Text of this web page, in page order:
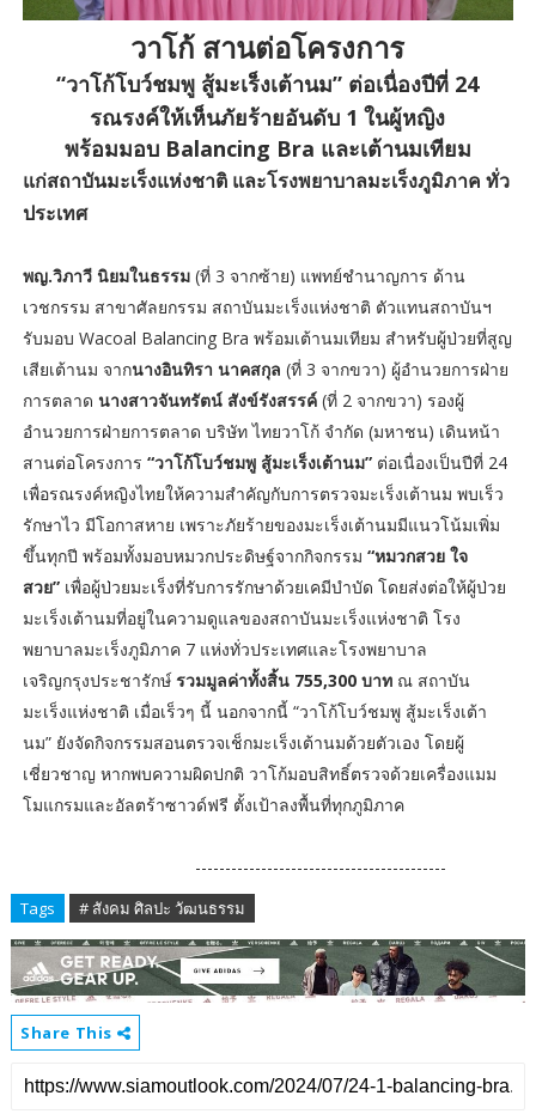
วาโก้ สานต่อโครงการ
“วาโก้โบว์ชมพู สู้มะเร็งเต้านม” ต่อเนื่องปีที่ 24
รณรงค์ให้เห็นภัยร้ายอันดับ 1 ในผู้หญิง
พร้อมมอบ Balancing Bra และเต้านมเทียม
แก่สถาบันมะเร็งแห่งชาติ และโรงพยาบาลมะเร็งภูมิภาค ทั่ว
ประเทศ
พญ.วิภาวี นิยมในธรรม(ที่ 3 จากซ้าย) แพทย์ชำนาญการ ด้าน
เวชกรรม สาขาศัลยกรรม สถาบันมะเร็งแห่งชาติ ตัวแทนสถาบันฯ
รับมอบ Wacoal Balancing Bra พร้อมเต้านมเทียม สำหรับผู้ป่วยที่สูญ
เสียเต้านม จากนางอินทิรา นาคสกุล (ที่ 3 จากขวา) ผู้อำนวยการฝ่าย
การตลาด นางสาวจันทรัตน์ สังข์รังสรรค์(ที่ 2 จากขวา) รองผู้
อำนวยการฝ่ายการตลาด บริษัท ไทยวาโก้ จำกัด (มหาชน) เดินหน้า
สานต่อโครงการ “วาโก้โบว์ชมพู สู้มะเร็งเต้านม” ต่อเนื่องเป็นปีที่ 24
เพื่อรณรงค์หญิงไทยให้ความสำคัญกับการตรวจมะเร็งเต้านม พบเร็ว
รักษาไว มีโอกาสหาย เพราะภัยร้ายของมะเร็งเต้านมมีแนวโน้มเพิ่ม
ขึ้นทุกปี พร้อมทั้งมอบหมวกประดิษฐ์จากกิจกรรม “หมวกสวย ใจ
สวย” เพื่อผู้ป่วยมะเร็งที่รับการรักษาด้วยเคมีบำบัด โดยส่งต่อให้ผู้ป่วย
มะเร็งเต้านมที่อยู่ในความดูแลของสถาบันมะเร็งแห่งชาติ โรง
พยาบาลมะเร็งภูมิภาค 7 แห่งทั่วประเทศและโรงพยาบาล
เจริญกรุงประชารักษ์ รวมมูลค่าทั้งสิ้น 755,300 บาทณ สถาบัน
มะเร็งแห่งชาติ เมื่อเร็วๆ นี้ นอกจากนี้ “วาโก้โบว์ชมพู สู้มะเร็งเต้า
นม” ยังจัดกิจกรรมสอนตรวจเช็กมะเร็งเต้านมด้วยตัวเอง โดยผู้
เชี่ยวชาญ หากพบความผิดปกติ วาโก้มอบสิทธิ์ตรวจด้วยเครื่องแมม
โมแกรมและอัลตร้าซาวด์ฟรี ตั้งเป้าลงพื้นที่ทุกภูมิภาค
------------------------------------------
Tags # สังคม ศิลปะ วัฒนธรรม
Share This